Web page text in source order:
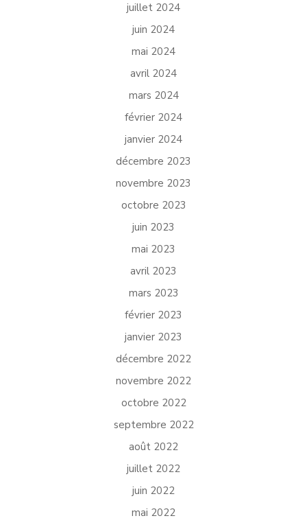
juillet 2024
juin 2024
mai 2024
avril 2024
mars 2024
février 2024
janvier 2024
décembre 2023
novembre 2023
octobre 2023
juin 2023
mai 2023
avril 2023
mars 2023
février 2023
janvier 2023
décembre 2022
novembre 2022
octobre 2022
septembre 2022
août 2022
juillet 2022
juin 2022
mai 2022